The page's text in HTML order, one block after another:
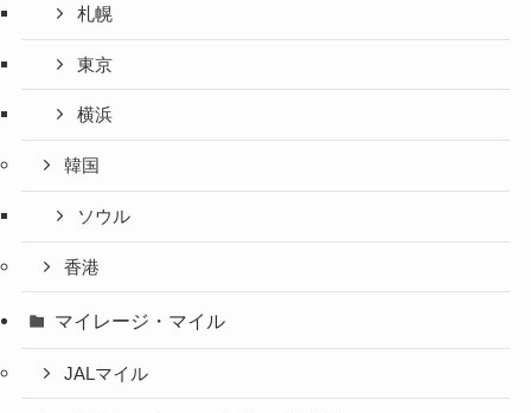
札幌
東京
横浜
韓国
ソウル
香港
マイレージ・マイル
JALマイル